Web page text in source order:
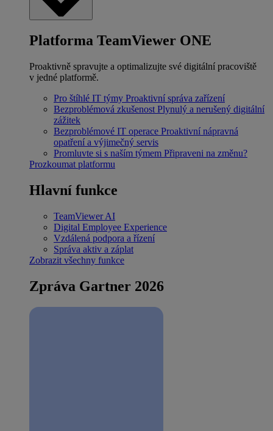
Platforma TeamViewer ONE
Proaktivně spravujte a optimalizujte své digitální pracoviště
v jedné platformě.
Pro štíhlé IT týmy Proaktivní správa zařízení
Bezproblémová zkušenost Plynulý a nerušený digitální
zážitek
Bezproblémové IT operace Proaktivní nápravná
opatření a výjimečný servis
Promluvte si s naším týmem Připraveni na změnu?
Prozkoumat platformu
Hlavní funkce
TeamViewer AI
Digital Employee Experience
Vzdálená podpora a řízení
Správa aktiv a záplat
Zobrazit všechny funkce
Zpráva Gartner 2026